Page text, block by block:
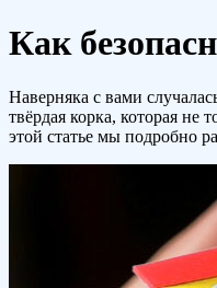
Как
Наверняка с вами
твёрдая корка, которая не
этой статье мы подробно